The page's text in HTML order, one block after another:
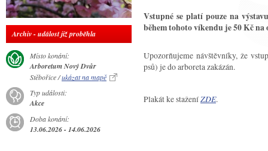
Archiv - událost již proběhla
Místo konání:
Arboretum Nový Dvůr
Stěbořice /ukázat na mapě
Typ události:
Akce
Doba konání:
13.06.2026 - 14.06.2026
Vstupné se platí pouze na
během tohoto víkendu je 50 Kč na
Upozorňujeme návštěvníky, že
psů) je do arboreta zakázán.
Plakát ke staženíZDE.